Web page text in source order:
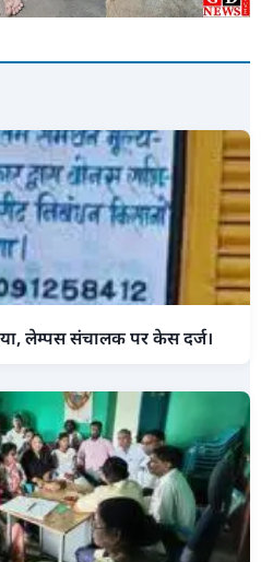
लेम्पस संचालक पर केस दर्ज।